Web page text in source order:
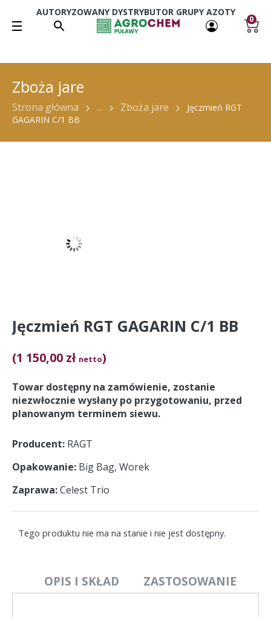
AUTORYZOWANY DYSTRYBUTOR GRUPY AZOTY
0
Zboża jare
Strona główna ... Zboża jare
Jęczmień RGT
GAGARIN C/1 BB
Jęczmień RGT GAGARIN C/1 BB
(1 150,00 zł netto)
Towar dostępny na zamówienie, zostanie
niezwłocznie wysłany po przygotowaniu, przed
planowanym terminem siewu.
Producent RAGT
Opakowanie Big Bag, Worek
Zaprawa Celest Trio
Tego produktu nie ma na stanie i nie jest dostępny.
OPIS I SKŁAD ZASTOSOWANIE